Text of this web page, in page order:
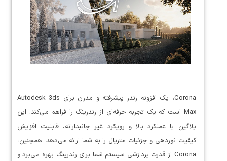
Corona، یک افزونه رندر پیشرفته و مدرن برای Autodesk 3ds
Max است که یک تجربه حرفه‌ای از رندرینگ را فراهم می‌کند. این
پلاگین با عملکرد بالا و رویکرد غیر جانبدارانه، قابلیت افزایش
کیفیت نوردهی و جزئیات متریال را به شما ارائه می‌دهد. همچنین،
Corona از قدرت پردازشی سیستم شما برای رندرینگ بهره می‌برد و